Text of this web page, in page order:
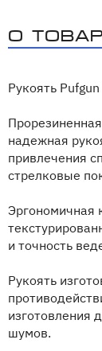
О
Рукоять
надежная
привлечения
стрелковые
Эргономичная
и точность
Рукоять
изготовления
шумов.